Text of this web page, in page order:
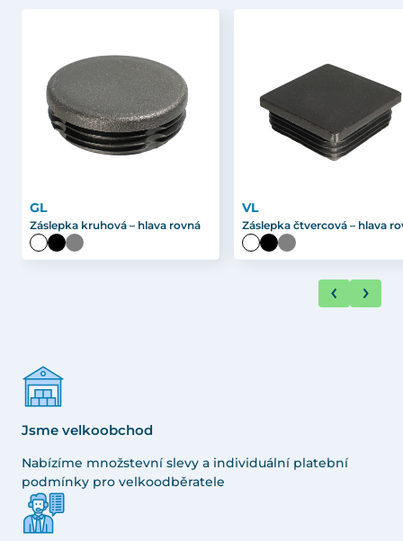
GL
Záslepka kruhová – hlava rovná
VL
Záslepka čtvercová – hlava
Jsme velkoobchod
Nabízíme množstevní slevy a individuální platební
podmínky pro velkoodběratele